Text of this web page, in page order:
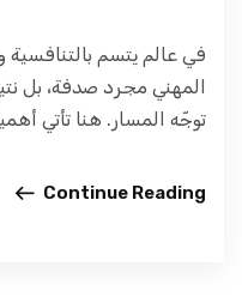
في عالم يتسم بالتنافسية
المهني مجرد صدفة، بل
توجّه المسار. هنا تأتي
Continue Reading